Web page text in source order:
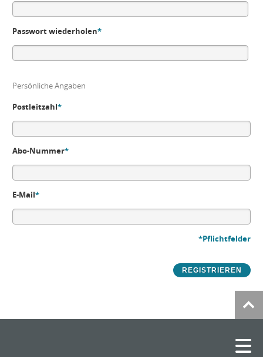
Passwort wiederholen*
Persönliche Angaben
Postleitzahl*
Abo-Nummer*
E-Mail*
*Pflichtfelder